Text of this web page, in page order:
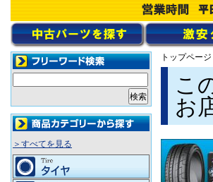
トップページ
こ
お
＞すべてを見る